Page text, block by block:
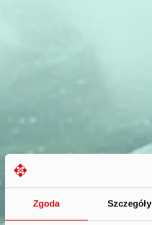
Zgoda Szczegóły